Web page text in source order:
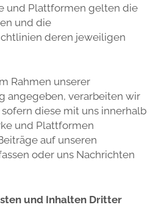
und Plattformen gelten die
und die
deren jeweiligen
Rahmen unserer
angegeben, verarbeiten wir
diese mit uns innerhalb
und Plattformen
auf unseren
oder uns Nachrichten
und Inhalten Dritter